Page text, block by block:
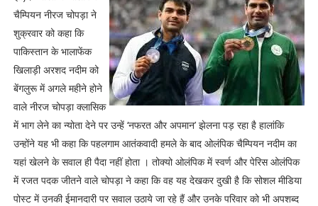
चैम्पियन नीरज चोपड़ा ने
शुक्रवार को कहा कि
पाकिस्तान के भालाफेंक
खिलाड़ी अरशद नदीम को
बेंगलुरू में अगले महीने होने
वाले नीरज चोपड़ा क्लासिक
में भाग लेने का न्योता देने पर उन्हें ‘नफरत और अपमान’ झेलना पड़ रहा है हालांकि
उन्होंने यह भी कहा कि पहलगाम आतंकवादी हमले के बाद ओलंपिक चैम्पियन नदीम का
यहां खेलने के सवाल ही पैदा नहीं होता । तोक्यो ओलंपिक में स्वर्ण और पेरिस ओलंपिक
में रजत पदक जीतने वाले चोपड़ा ने कहा कि वह यह देखकर दुखी है कि सोशल मीडिया
पोस्ट में उनकी ईमानदारी पर सवाल उठाये जा रहे हैं और उनके परिवार को भी अपशब्द